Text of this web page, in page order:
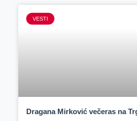
VESTI
Dragana Mirković večeras na